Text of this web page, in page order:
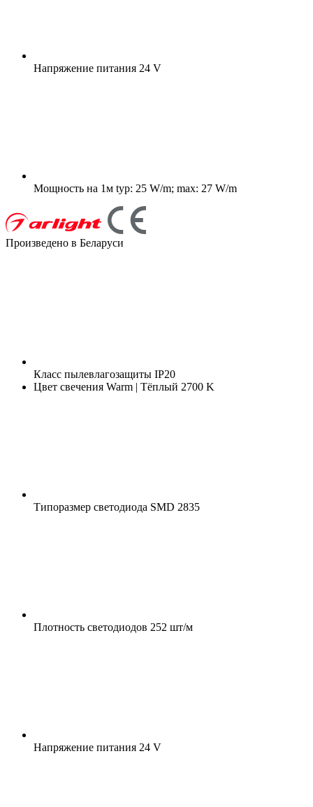
Напряжение питания 24 V
Мощность на 1м typ: 25 W/m; max: 27 W/m
Произведено в Беларуси
Класс пылевлагозащиты IP20
Цвет свечения Warm | Тёплый 2700 K
Типоразмер светодиода SMD 2835
Плотность светодиодов 252 шт/м
Напряжение питания 24 V